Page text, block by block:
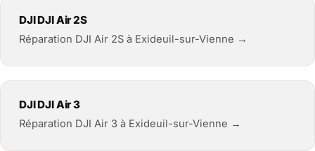
DJI DJI Air 2S
Réparation DJI Air 2S à Exideuil-sur-Vienne →
DJI DJI Air 3
Réparation DJI Air 3 à Exideuil-sur-Vienne →